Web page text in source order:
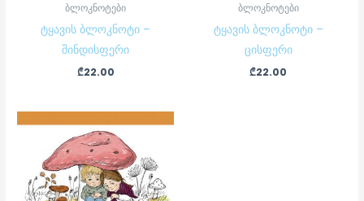
ბლოკნოტები
ტყავის ბლოკნოტი –
შინდისფერი
₾22.00
ბლოკნოტები
ტყავის ბლოკნოტი –
ცისფერი
₾22.00